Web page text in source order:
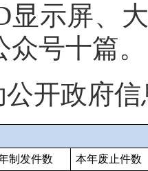
显示屏、
号十篇。
开政府
制发件数
本年废止件数